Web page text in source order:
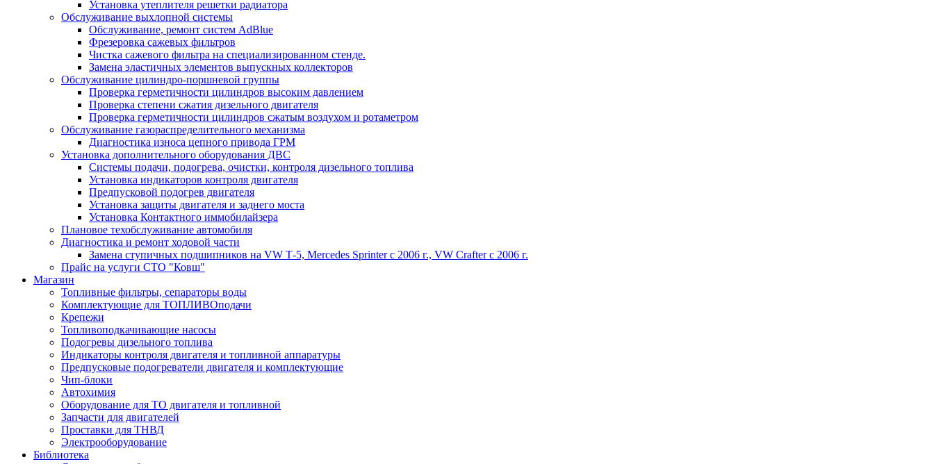
Установка утеплителя решетки радиатора
Обслуживание выхлопной системы
Обслуживание, ремонт систем AdBlue
Фрезеровка сажевых фильтров
Чистка сажевого фильтра на специализированном стенде.
Замена эластичных элементов выпускных коллекторов
Обслуживание цилиндро-поршневой группы
Проверка герметичности цилиндров высоким давлением
Проверка степени сжатия дизельного двигателя
Проверка герметичности цилиндров сжатым воздухом и ротаметром
Обслуживание газораспределительного механизма
Диагностика износа цепного привода ГРМ
Установка дополнительного оборудования ДВС
Системы подачи, подогрева, очистки, контроля дизельного топлива
Установка индикаторов контроля двигателя
Предпусковой подогрев двигателя
Установка защиты двигателя и заднего моста
Установка Контактного иммобилайзера
Плановое техобслуживание автомобиля
Диагностика и ремонт ходовой части
Замена ступичных подшипников на VW Т-5, Mercedes Sprinter c 2006 г., VW Crafter с 2006 г.
Прайс на услуги СТО "Ковш"
Магазин
Топливные фильтры, сепараторы воды
Комплектующие для ТОПЛИВОподачи
Крепежи
Топливоподкачивающие насосы
Подогревы дизельного топлива
Индикаторы контроля двигателя и топливной аппаратуры
Предпусковые подогреватели двигателя и комплектующие
Чип-блоки
Автохимия
Оборудование для ТО двигателя и топливной
Запчасти для двигателей
Проставки для ТНВД
Электрооборудование
Библиотека